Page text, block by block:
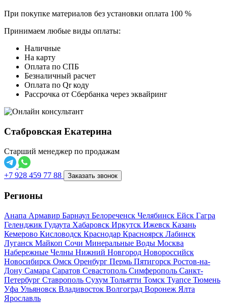
При покупке материалов без установки оплата 100 %
Принимаем любые виды оплаты:
Наличные
На карту
Оплата по СПБ
Безналичный расчет
Оплата по Qr коду
Рассрочка от Сбербанка через эквайринг
Стабровская Екатерина
Старший менеджер по продажам
+7 928 459 77 88 Заказать звонок
Регионы
Анапа Армавир Барнаул Белореченск Челябинск Ейск Гагра
Геленджик Гудаута Хабаровск Иркутск Ижевск Казань
Кемерово Кисловодск Краснодар Красноярск Лабинск
Луганск Майкоп Сочи Минеральные Воды Москва
Набережные Челны Нижний Новгород Новороссийск
Новосибирск Омск Оренбург Пермь Пятигорск Ростов-на-
Дону Самара Саратов Севастополь Симферополь Санкт-
Петербург Ставрополь Сухум Тольятти Томск Туапсе Тюмень
Уфа Ульяновск Владивосток Волгоград Воронеж Ялта
Ярославль